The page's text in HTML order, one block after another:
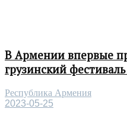
В Армении впервые
грузинский
Республика Армения
2023-05-25